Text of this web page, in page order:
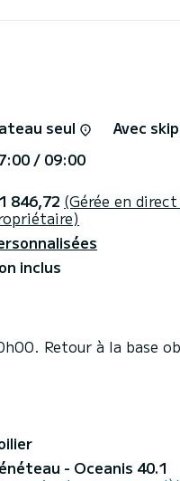
avec douche
sur enrouleur. Il
électrique,
vous serez
seul
Avec
/ 09:00
846,72 (Gérée en
inclus
Retour à la base
- Oceanis 40.1